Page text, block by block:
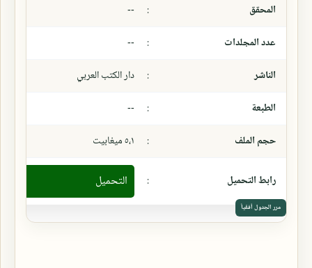
المحقق
:
--
عدد المجلدات
:
--
الناشر
:
دار الكتب العربي
الطبعة
:
--
حجم الملف
: ٥،١ ميغابيت
رابط التحميل : التحميل